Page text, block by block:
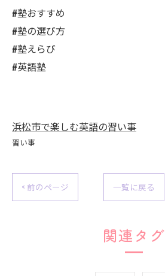
#塾おすすめ
#塾の選び方
#塾えらび
#英語塾
浜松市で楽しむ英語の習い事
習い事
< 前のページ 一覧に戻る
関連タグ